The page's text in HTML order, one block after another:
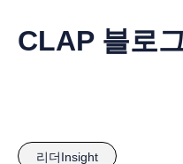
CLAP 블로
리더Insight